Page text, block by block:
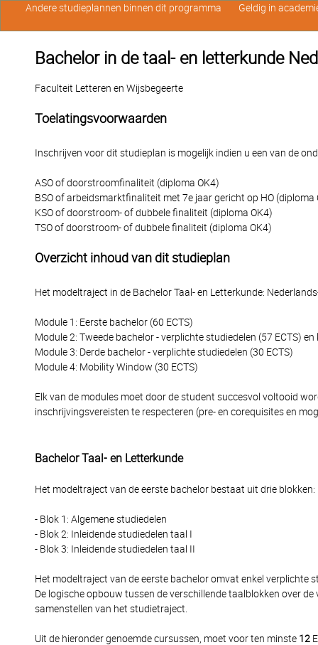
Bachelor in de taal- en letterkunde
Faculteit Letteren en Wijsbegeerte
Toelatingsvoorwaarden
Inschrijven voor dit studieplan is mogelijk indien u een van de
ASO of doorstroomfinaliteit (diploma OK4)
BSO of arbeidsmarktfinaliteit met 7e jaar gericht op HO (diploma
KSO of doorstroom- of dubbele finaliteit (diploma OK4)
TSO of doorstroom- of dubbele finaliteit (diploma OK4)
Overzicht inhoud van dit studieplan
Het modeltraject in de Bachelor Taal- en Letterkunde:
Module 1: Eerste bachelor (60 ECTS)
Module 2: Tweede bachelor - verplichte studiedelen (57 ECTS) en
Module 3: Derde bachelor - verplichte studiedelen (30 ECTS)
Module 4: Mobility Window (30 ECTS)
Elk van de modules moet door de student succesvol voltooid
inschrijvingsvereisten te respecteren (pre- en corequisites en
Bachelor Taal- en Letterkunde
Het modeltraject van de eerste bachelor bestaat uit drie blokken:
- Blok 1: Algemene studiedelen
- Blok 2: Inleidende studiedelen taal I
- Blok 3: Inleidende studiedelen taal II
Het modeltraject van de eerste bachelor omvat enkel verplichte
De logische opbouw tussen de verschillende taalblokken over
samenstellen van het studietraject.
Uit de hieronder genoemde cursussen, moet voor ten minste 12
Andere studieplannen binnen dit programma Geldig in